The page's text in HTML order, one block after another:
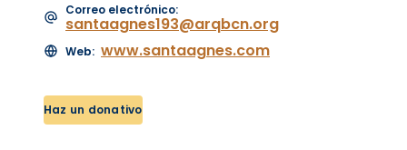
Correo electrónico:
santaagnes193@arqbcn.org
Web: www.santaagnes.com
Haz un donativo